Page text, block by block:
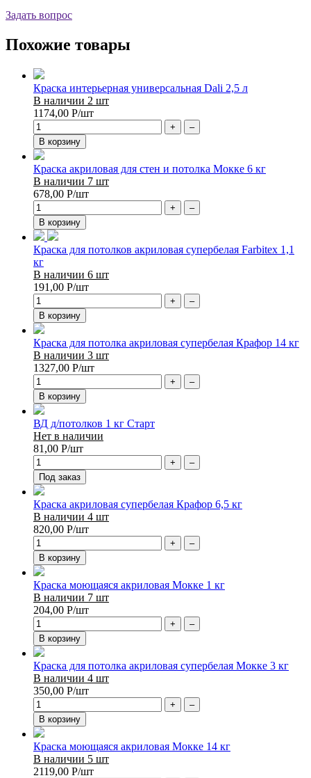
Задать вопрос
Похожие товары
Краска интерьерная универсальная Dali 2,5 л
В наличии 2 шт
1174,00 Р/шт
+
–
В корзину
Краска акриловая для стен и потолка Мокке 6 кг
В наличии 7 шт
678,00 Р/шт
+
–
В корзину
Краска для потолков акриловая супербелая Farbitex 1,1
кг
В наличии 6 шт
191,00 Р/шт
+
–
В корзину
Краска для потолка акриловая супербелая Крафор 14 кг
В наличии 3 шт
1327,00 Р/шт
+
–
В корзину
ВД д/потолков 1 кг Старт
Нет в наличии
81,00 Р/шт
+
–
Под заказ
Краска акриловая супербелая Крафор 6,5 кг
В наличии 4 шт
820,00 Р/шт
+
–
В корзину
Краска моющаяся акриловая Мокке 1 кг
В наличии 7 шт
204,00 Р/шт
+
–
В корзину
Краска для потолка акриловая супербелая Мокке 3 кг
В наличии 4 шт
350,00 Р/шт
+
–
В корзину
Краска моющаяся акриловая Мокке 14 кг
В наличии 5 шт
2119,00 Р/шт